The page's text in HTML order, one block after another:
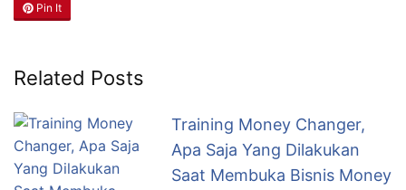
Pin It
Related Posts
Training Money Changer,
Apa Saja Yang Dilakukan
Saat Membuka Bisnis Money